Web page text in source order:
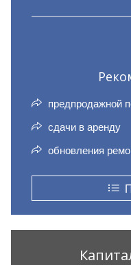
предпродажной
сдачи в аренду
обновления